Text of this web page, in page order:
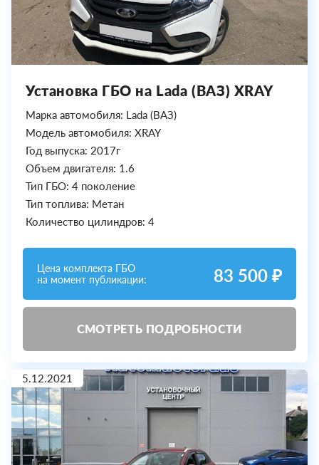
Установка ГБО на Lada (ВАЗ) XRAY
Марка автомобиля: Lada (ВАЗ)
Модель автомобиля: XRAY
Год выпуска: 2017г
Объем двигателя: 1.6
Тип ГБО: 4 поколение
Тип топлива: Метан
Количество цилиндров: 4
Цена комплекта ГБО
на момент публикации:
83 500 ₽
СМОТРЕТЬ ПОДРОБНОСТИ
5.12.2021